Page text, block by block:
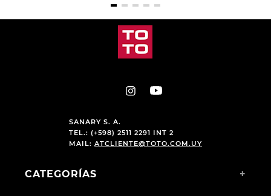
SANARY S. A.
TEL.: (+598) 2511 2291 INT 2
MAIL: ATCLIENTE@TOTO.COM.UY
CATEGORÍAS +